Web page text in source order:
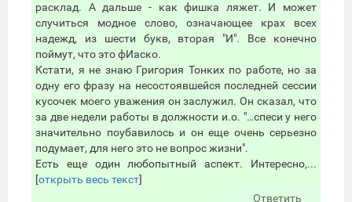
расклад. А дальше - как фишка ляжет. И может
случиться модное слово, означающее крах всех
надежд, из шести букв, вторая "И". Все конечно
поймут, что это фИаско.
Кстати, я не знаю Григория Тонких по работе, но за
одну его фразу на несостоявшейся последней сессии
кусочек моего уважения он заслужил. Он сказал, что
за две недели работы в должности и.о. "…спеси у него
значительно поубавилось и он еще очень серьезно
подумает, для него это не вопрос жизни".
Есть еще один любопытный аспект. Интересно,...
[открыть весь текст]
Ответить